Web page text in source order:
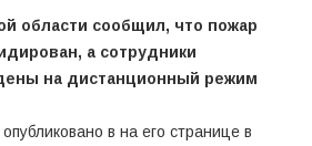
области сообщил, что пожар
а сотрудники
на дистанционный режим
в на его странице в